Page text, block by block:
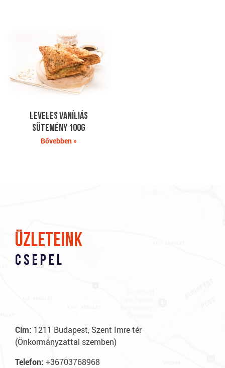
Leveles vaníliás
sütemény 100g
Bővebben »
üzleteink
Csepel
Cím: 1211 Budapest, Szent Imre tér
(Önkormányzattal szemben)
Telefon: +36703768968